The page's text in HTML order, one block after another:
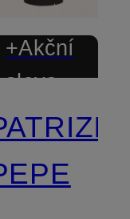
+Akční
sleva